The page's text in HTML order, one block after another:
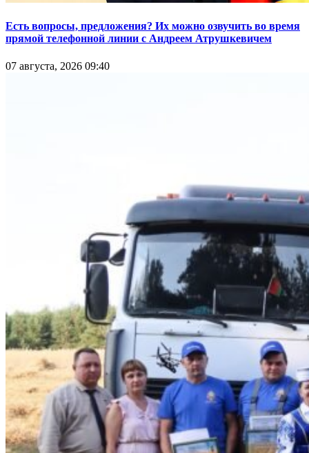
Есть вопросы, предложения? Их можно озвучить во время
прямой телефонной линии с Андреем Атрушкевичем
07 августа, 2026 09:40